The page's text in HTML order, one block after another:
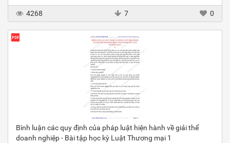
4268 7 0
Bình luận các quy định của pháp luật hiện hành về giải thể
doanh nghiệp - Bài tập học kỳ Luật Thương mại 1